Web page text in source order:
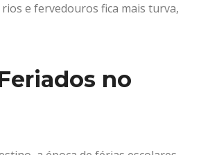
e fervedouros fica mais turva,
no